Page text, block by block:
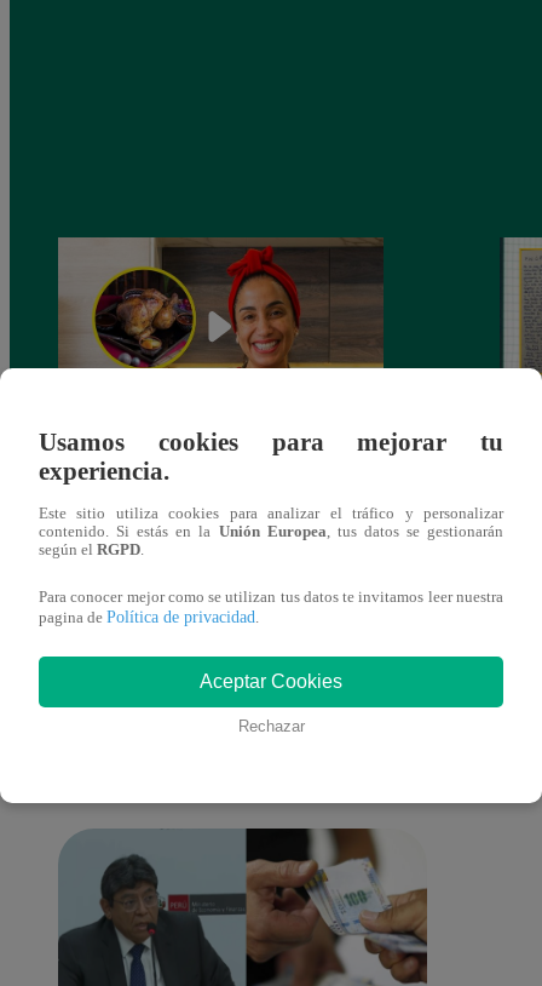
¿Por qué Nelly Rossinelli se volvió viral
También te puede
interesar
Usamos cookies para mejorar tu
experiencia.
Este sitio utiliza cookies para analizar el tráfico y personalizar
contenido. Si estás en la Unión Europea, tus datos se gestionarán
según el RGPD.
Para conocer mejor como se utilizan tus datos te invitamos leer nuestra
pagina de Política de privacidad.
Aceptar Cookies
Rechazar